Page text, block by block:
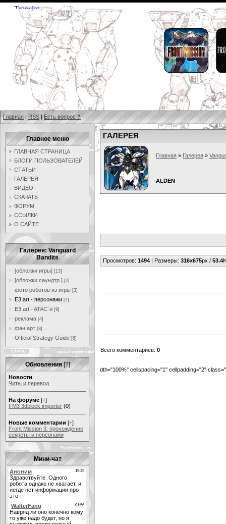
Главная | RSS | Есть вопрос ?
Главное меню
ГЛАВНАЯ СТРАНИЦА
БЛОГИ ПОЛЬЗОВАТЕЛЕЙ
СТАТЬИ
ГАЛЕРЕЯ
ВИДЕО
СКАЧАТЬ
ФОРУМ
ССЫЛКИ
О САЙТЕ
Галерея: Vanguard
Bandits
[обложки игры] [13]
[обложки саундтр.] [2]
фото роботов из игры [3]
E3 art - персонажи [7]
E3 art - ATAC`и [9]
реклама [4]
фан арт [8]
Official Strategy Guide [6]
Обновления [?]
Новости
Читы и перевод
На форуме [+]
FM3 3dblock importer (0)
Новые комментарии [+]
Front Mission 3: прохождение,
секреты и персонажи
Мини-чат
ГАЛЕРЕЯ
Главная » Галерея »
ALDEN
Просмотров: 1494 | Размеры: 316x675px / 53.4
Всего комментариев: 0
dth="100%" cellspacing="1" cellpadding="2"